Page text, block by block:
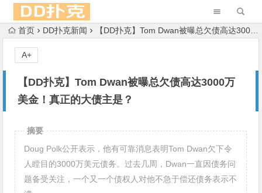
首页 DD扑克新闻 【DD扑克】Tom Dwan被曝总欠债高达3000万美金！真正的大债主是？
【DD扑克】Tom Dwan被曝总欠债高达3000万
美金！真正的大债主是？
A+
摘要
Doug Polk公开表示，他有可靠消息表明Tom Dwan欠下令
人瞠目的3000万美元债务。过去几周，Dwan一直因债务问
题备受关注，一个又一个债权人对他不急于偿还债务表示不